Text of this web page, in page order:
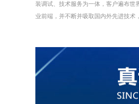
装调试、技术服务为一体，客户遍布世
业前端，并不断并吸取国内外先进技术